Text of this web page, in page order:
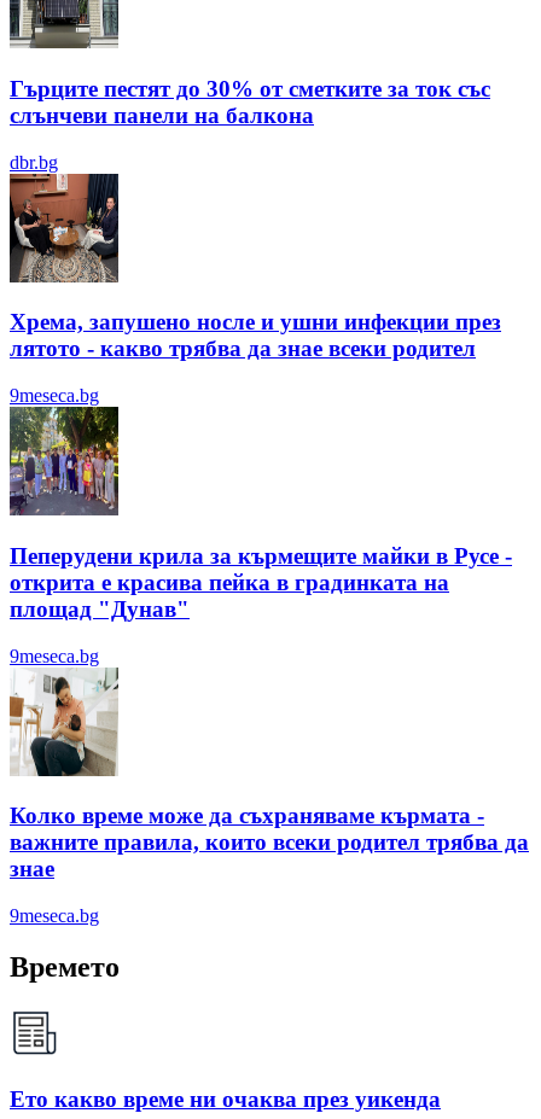
Гърците пестят до 30% от сметките за ток със
слънчеви панели на балкона
dbr.bg
Хрема, запушено носле и ушни инфекции през
лятотo - какво трябва да знае всеки родител
9meseca.bg
Пеперудени крила за кърмещите майки в Русе -
открита е красива пейка в градинката на
площад "Дунав"
9meseca.bg
Колко време може да съхраняваме кърмата -
важните правила, които всеки родител трябва да
знае
9meseca.bg
Времето
Ето какво време ни очаква през уикенда